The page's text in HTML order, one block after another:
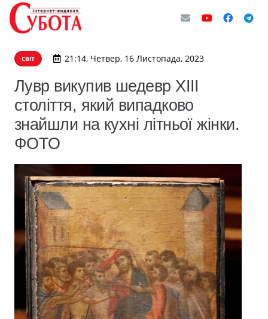
СВІТ 21:14, Четвер, 16 Листопада, 2023
Лувр викупив шедевр ХІІІ
століття, який випадково
знайшли на кухні літньої жінки.
ФОТО